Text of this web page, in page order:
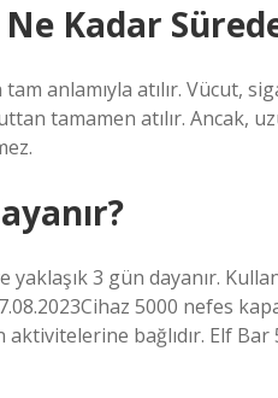
Kadar
anlamıyla atılır. Vücut,
tamamen atılır. Ancak,
3 gün dayanır.
5000 nefes
aktivitelerine bağlıdır. Elf